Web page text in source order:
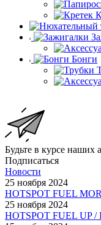
Бонги
Будьте в курсе наших
Подписаться
Новости
25 ноября 2024
HOTSPOT FUEL
25 ноября 2024
HOTSPOT FUEL UP /